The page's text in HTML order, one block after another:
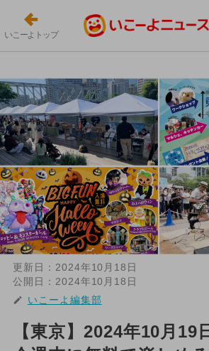
いこーよトップ
更新日： 2024年10月18日
公開日： 2024年10月18日
いこーよ編集部
【東京】2024年10月19